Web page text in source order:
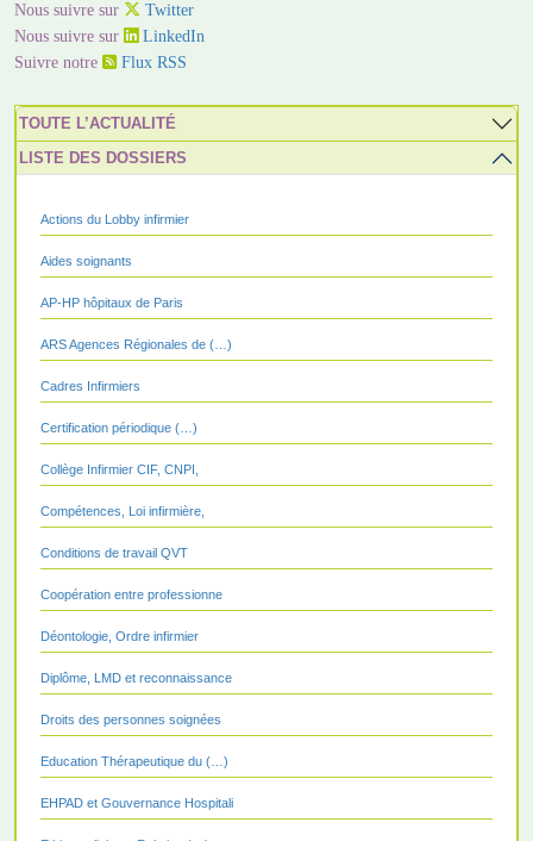
Nous suivre sur
Twitter
Nous suivre sur
LinkedIn
Suivre notre
Flux RSS
TOUTE L’ACTUALITÉ
LISTE DES DOSSIERS
Actions du Lobby infirmier
Aides soignants
AP-HP hôpitaux de Paris
ARS Agences Régionales de (…)
Cadres Infirmiers
Certification périodique (…)
Collège Infirmier CIF, CNPI,
Compétences, Loi infirmière,
Conditions de travail QVT
Coopération entre professionne
Déontologie, Ordre infirmier
Diplôme, LMD et reconnaissance
Droits des personnes soignées
Education Thérapeutique du (…)
EHPAD et Gouvernance Hospitali